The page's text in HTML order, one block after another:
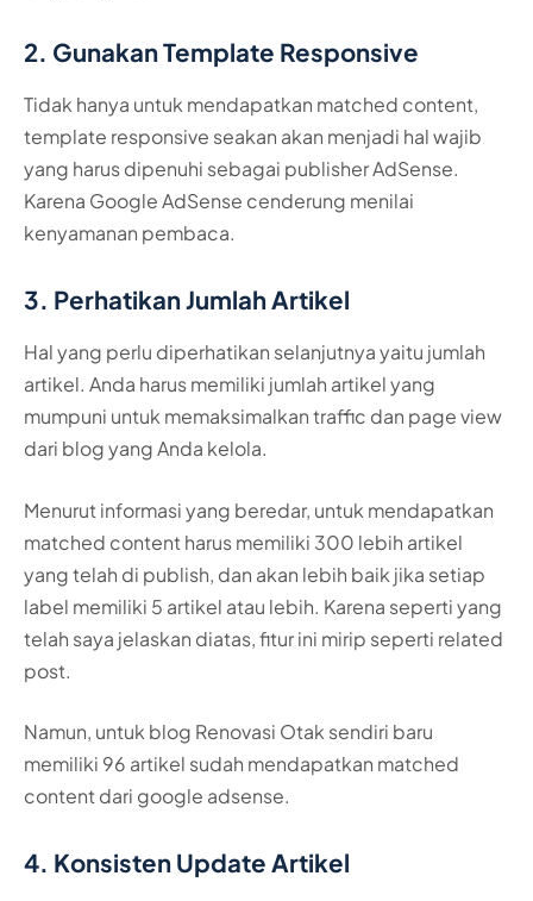
2. Gunakan Template Responsive
Tidak hanya untuk mendapatkan matched content,
template responsive seakan akan menjadi hal wajib
yang harus dipenuhi sebagai publisher AdSense.
Karena Google AdSense cenderung menilai
kenyamanan pembaca.
3. Perhatikan Jumlah Artikel
Hal yang perlu diperhatikan selanjutnya yaitu jumlah
artikel. Anda harus memiliki jumlah artikel yang
mumpuni untuk memaksimalkan traffic dan page view
dari blog yang Anda kelola.
Menurut informasi yang beredar, untuk mendapatkan
matched content harus memiliki 300 lebih artikel
yang telah di publish, dan akan lebih baik jika setiap
label memiliki 5 artikel atau lebih. Karena seperti yang
telah saya jelaskan diatas, fitur ini mirip seperti related
post.
Namun, untuk blog Renovasi Otak sendiri baru
memiliki 96 artikel sudah mendapatkan matched
content dari google adsense.
4. Konsisten Update Artikel